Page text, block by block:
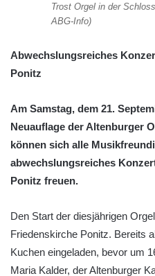
Trost Orgel in der
ABG-Info)
Abwechslungsreiches
Ponitz
Am Samstag, dem 21.
Neuauflage der Altenburger
können sich alle
abwechslungsreiches
Ponitz freuen.
Den Start der diesjährigen
Friedenskirche Ponitz. Bereits
Kuchen eingeladen, bevor um
Maria Kalder, der Altenburger